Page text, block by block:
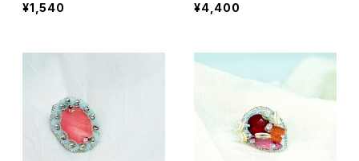
¥1,540
¥4,400